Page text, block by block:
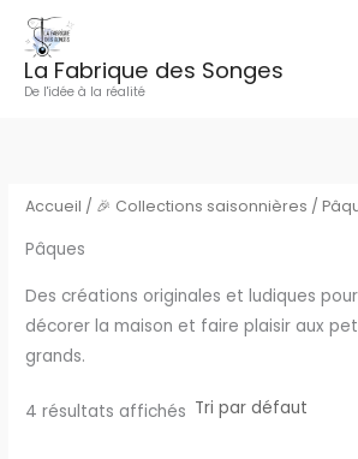
Aller
contenu
La Fabrique des Songes
De l'idée à la réalité
Accueil / 🎉 Collections saisonnières /
Pâques
Des créations originales et ludiques
décorer la maison et faire plaisir aux
grands.
4 résultats affichés